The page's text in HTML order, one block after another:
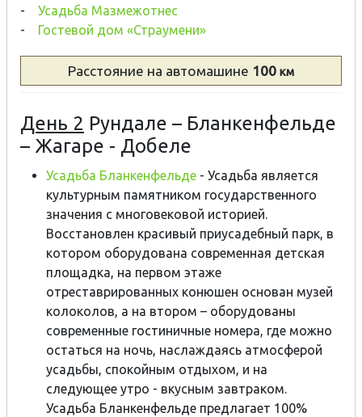
- Усадьба Мазмежотнес
-
Гостевой дом «Страумени»
Расстояние на автомашине 100 км
День 2 Рундале – Бланкенфельде
– Жагаре - Добеле
Усадьба Бланкенфельде - Усадьба является
культурным памятником государственного
значения с многовековой историей.
Восстановлен красивый приусадебный парк, в
котором оборудована современная детская
площадка, на первом этаже
отреставрированных конюшен основан музей
колоколов, а на втором – оборудованы
современные гостиничные номера, где можно
остаться на ночь, наслаждаясь атмосферой
усадьбы, спокойным отдыхом, и на
следующее утро - вкусным завтраком.
Усадьба Бланкенфельде предлагает 100%